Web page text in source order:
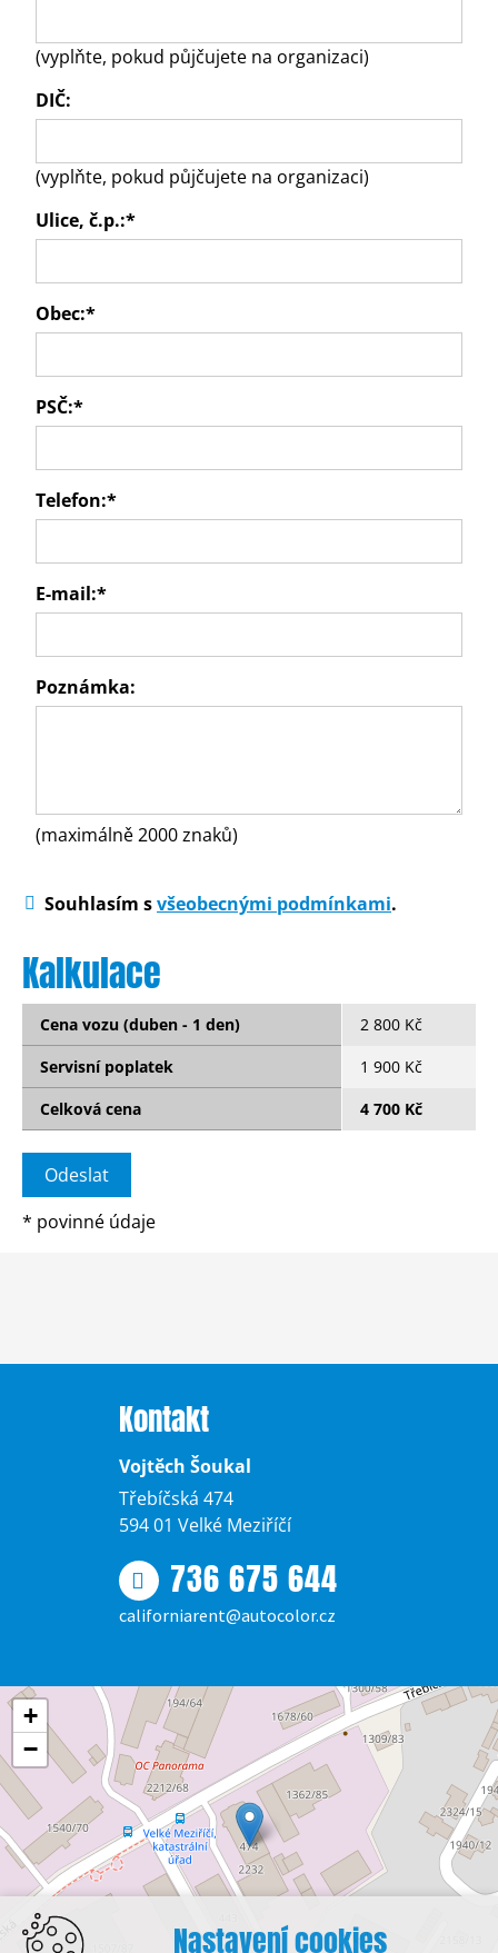
(vyplňte, pokud půjčujete na organizaci)
DIČ:
(vyplňte, pokud půjčujete na organizaci)
Ulice, č.p.:*
Obec:*
PSČ:*
Telefon:*
E-mail:*
Poznámka:
(maximálně 2000 znaků)
Souhlasím svšeobecnými podmínkami.
Kalkulace
Cena vozu (duben - 1 den)
2 800 Kč
Servisní poplatek
1 900 Kč
Celková cena
4 700 Kč
* povinné údaje
Kontakt
Vojtěch Šoukal
Třebíčská 474
594 01 Velké Meziříčí
736 675 644
californiarent@autocolor.cz
+
−
Nastavení cookies